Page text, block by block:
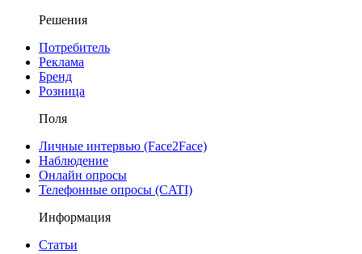
Решения
Потребитель
Реклама
Бренд
Розница
Поля
Личные интервью (Face2Face)
Наблюдение
Онлайн опросы
Телефонные опросы (CATI)
Информация
Статьи